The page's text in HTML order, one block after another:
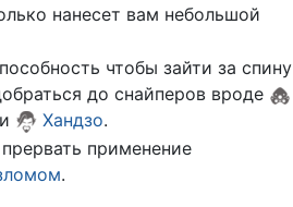
нанесет вам небольшой
чтобы зайти за спину
до снайперов вроде
Хандзо.
применение
.